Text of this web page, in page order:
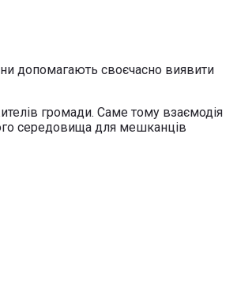
допомагають своєчасно виявити
громади. Саме тому взаємодія
середовища для мешканців